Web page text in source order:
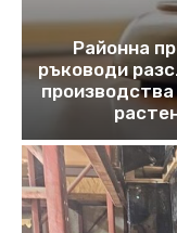
Районна
ръководи